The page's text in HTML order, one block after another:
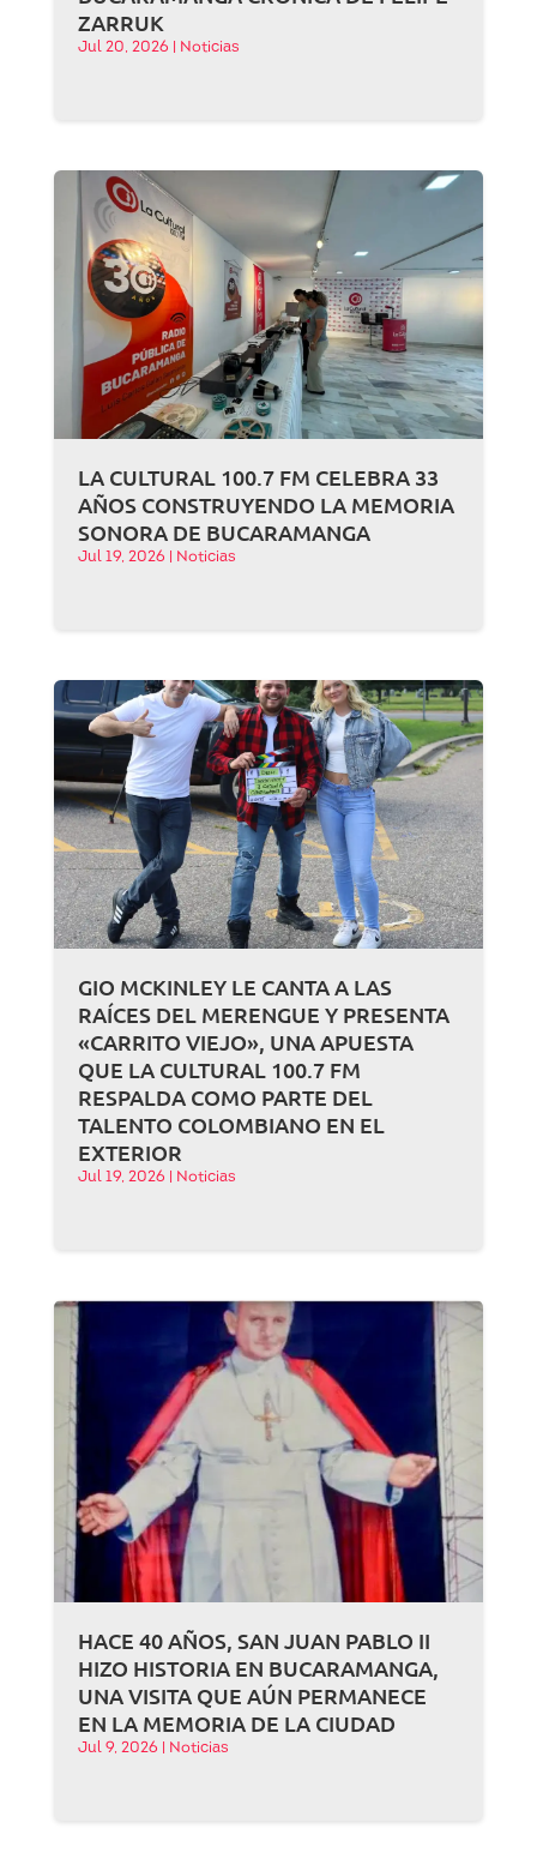
ZARRUK
Jul 20, 2026 Noticias
LA CULTURAL 100.7 FM CELEBRA 33
AÑOS CONSTRUYENDO LA MEMORIA
SONORA DE BUCARAMANGA
Jul 19, 2026 Noticias
GIO MCKINLEY LE CANTA A LAS
RAÍCES DEL MERENGUE Y PRESENTA
«CARRITO VIEJO», UNA APUESTA
QUE LA CULTURAL 100.7 FM
RESPALDA COMO PARTE DEL
TALENTO COLOMBIANO EN EL
EXTERIOR
Jul 19, 2026 Noticias
HACE 40 AÑOS, SAN JUAN PABLO II
HIZO HISTORIA EN BUCARAMANGA,
UNA VISITA QUE AÚN PERMANECE
EN LA MEMORIA DE LA CIUDAD
Jul 9, 2026 Noticias